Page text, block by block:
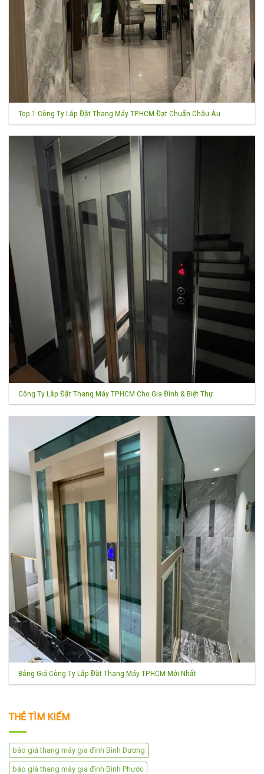
Top 1 Công Ty Lắp Đặt Thang Máy TPHCM Đạt Chuẩn Châu Âu
Công Ty Lắp Đặt Thang Máy TPHCM Cho Gia Đình & Biệt Thự
Bảng Giá Công Ty Lắp Đặt Thang Máy TPHCM Mới Nhất
THẺ TÌM KIẾM
báo giá thang máy gia đình Bình Dương
báo giá thang máy gia đình Bình Phước